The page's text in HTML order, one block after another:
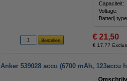
Capaciteit:
Voltage:
Batterij
€ 21,50
€ 17,77
Anker 539028 accu (6700 mAh, 123accu